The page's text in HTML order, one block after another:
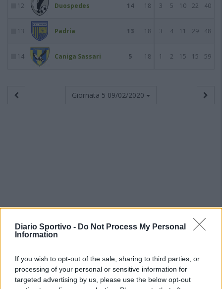
Diario Sportivo - Do Not Process My Personal
Information
If you wish to opt-out of the sale, sharing to third parties, or
processing of your personal or sensitive information for
targeted advertising by us, please use the below opt-out
12 Duospedes 14 18 3 5 10 22 40
13 Padria 13 18 3 4 11 29 48
14 Caniga Sassari 5 18 1 2 15 15 59
Giornata 5 09/02/2020